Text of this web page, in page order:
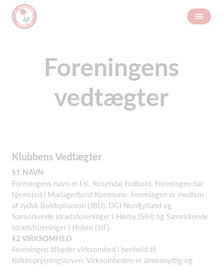
Foreningens
vedtægter
Klubbens Vedtægter
§1 NAVN
Foreningens navn er I.K. Rosendal Fodbold. Foreningen har
hjemsted i Mariagerfjord Kommune. Foreningen er medlem
af Jydsk Boldspilunion (JBU), DGI Nordjylland og
Samvirkende idrætsforeninger i Hørby (SIH) og Samvirkende
Idrætsforeninger i Hobro (SIF).
§2 VIRKSOMHED
Foreningen tilbyder virksomhed i henhold til
folkeoplysningsloven. Virksomheden er almennyttig og